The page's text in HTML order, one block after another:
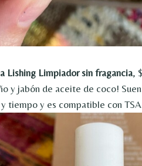
Lishing Limpiador sin fragancia,
y jabón de aceite de coco!
tiempo y es compatible con